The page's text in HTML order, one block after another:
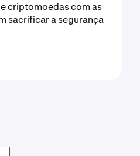
criptomoedas com as
sacrificar a segurança